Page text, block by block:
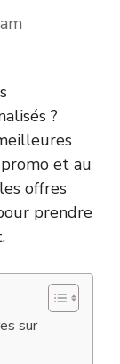
?
et au
offres
prendre
sur